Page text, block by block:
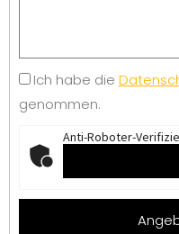
Ich habe die
genommen.
Anti-Roboter-